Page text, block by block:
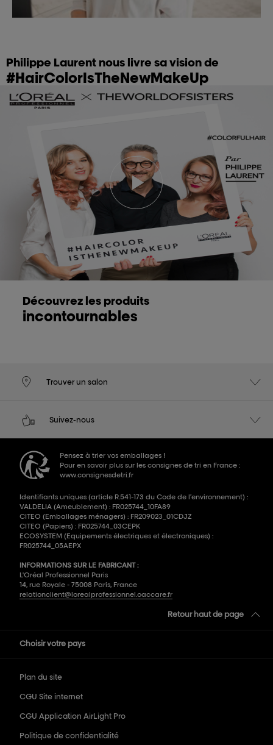
Philippe Laurent nous livre sa vision de
#HairColorIsTheNewMakeUp
Découvrez les produits
incontournables
Trouver un salon
Suivez-nous
Pensez à trier vos emballages !
Pour en savoir plus sur les consignes de tri en France :
www.consignesdetri.fr
Identifiants uniques (article R.541-173 du Code de l’environnement) :
VALDELIA (Ameublement) : FR025744_10FA89
CITEO (Emballages ménagers) : FR209023_01CDJZ
CITEO (Papiers) : FR025744_03CEPK
ECOSYSTEM (Equipements électriques et électroniques) :
FR025744_05AEPX
INFORMATIONS SUR LE FABRICANT :
L'Oréal Professionnel Paris
14, rue Royale - 75008 Paris, France
relationclient@lorealprofessionnel.oaccare.fr
Retour haut de page
Choisir votre pays
Plan du site
CGU Site internet
CGU Application AirLight Pro
Politique de confidentialité